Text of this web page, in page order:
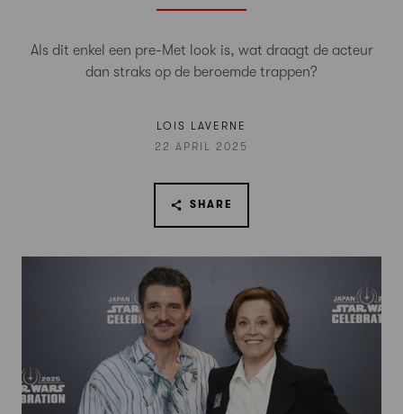
Als dit enkel een pre-Met look is, wat draagt de acteur
dan straks op de beroemde trappen?
LOIS LAVERNE
22 APRIL 2025
SHARE